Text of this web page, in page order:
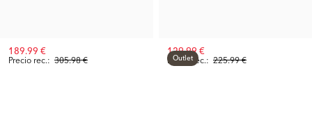
Precio rec.: 305.98 €
189.99 €
Precio rec.: 225.99 €
129.99 €
Outlet